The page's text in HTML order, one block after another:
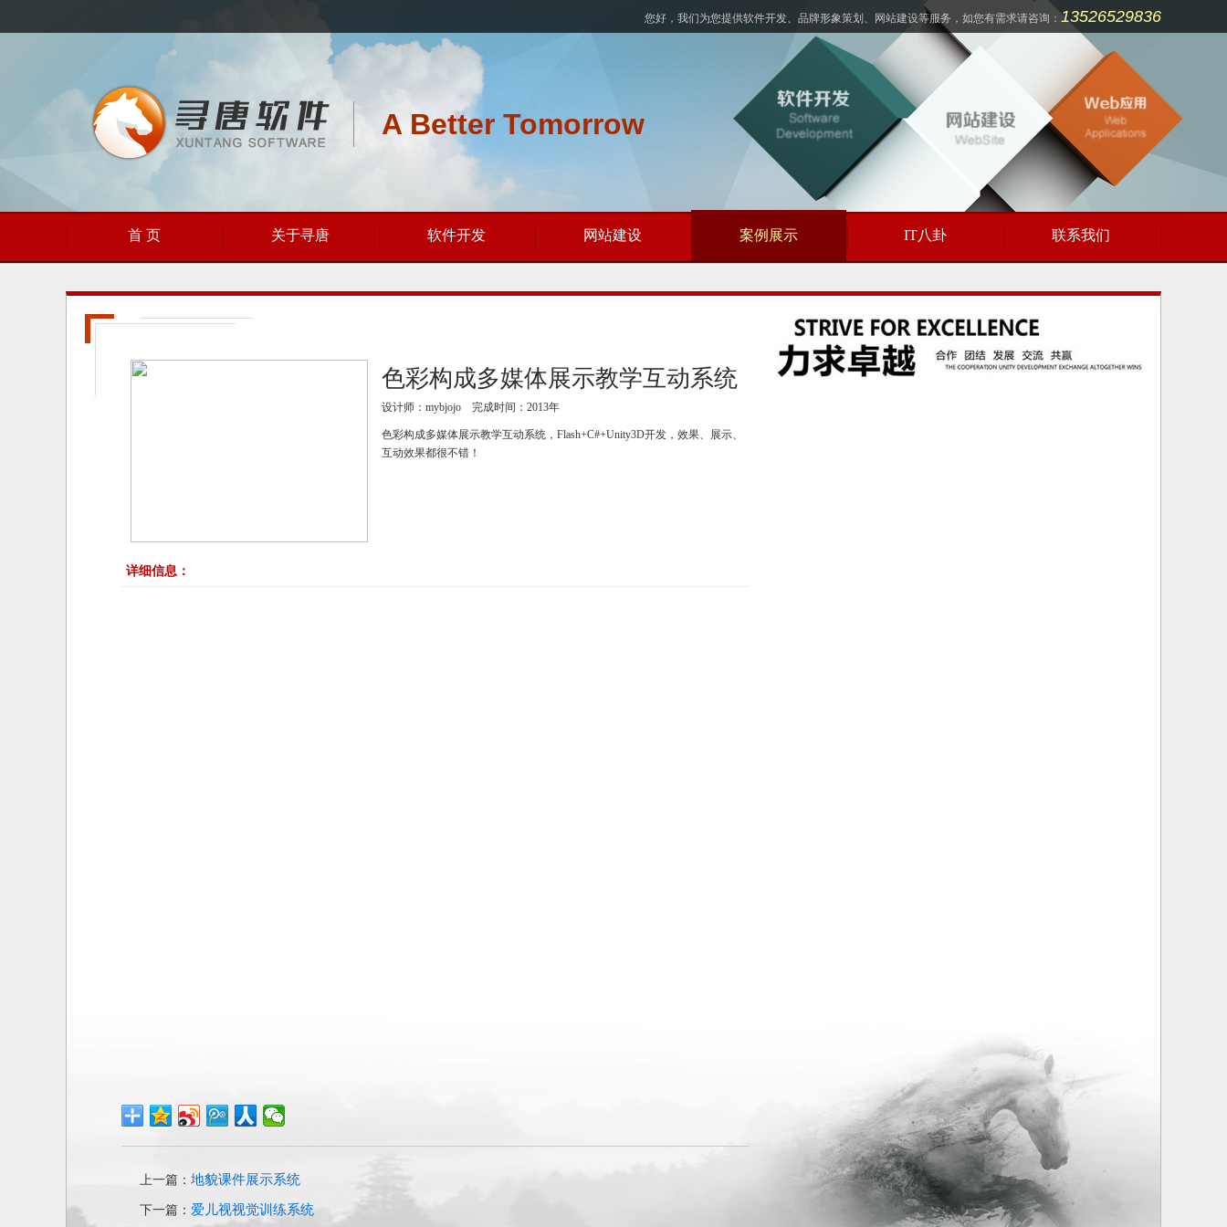
您好，我们为您提供软件开发、品牌形象策划、网站建设等服务，如您有需求请咨询： 13526529836
A Better Tomorrow
首 页 关于寻唐 软件开发 网站建设 案例展示 IT八卦 联系我们
色彩构成多媒体展示教学互动系统
设计师：mybjojo 完成时间：2013年
色彩构成多媒体展示教学互动系统，Flash+C#+Unity3D开发，效果、展示、
互动效果都很不错！
详细信息：
上一篇： 地貌课件展示系统
下一篇： 爱儿视视觉训练系统